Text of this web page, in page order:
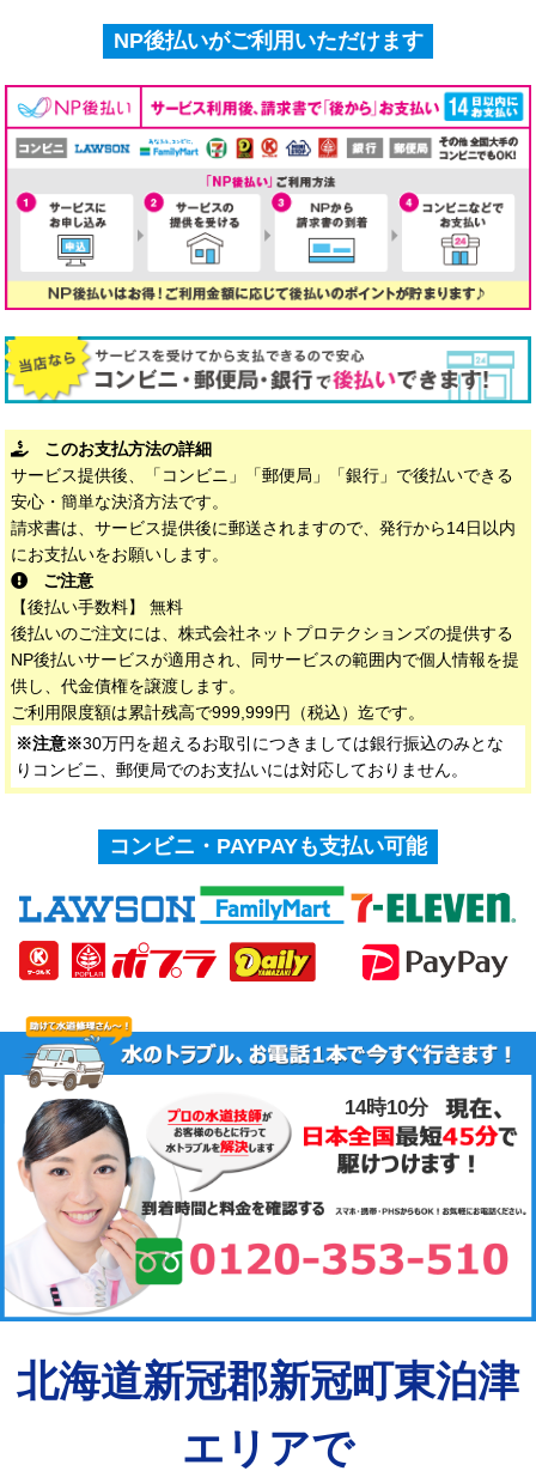
NP後払いがご利用いただけます
このお支払方法の詳細
サービス提供後、「コンビニ」「郵便局」「銀行」で後払いできる
安心・簡単な決済方法です。
請求書は、サービス提供後に郵送されますので、発行から14日以内
にお支払いをお願いします。
ご注意
【後払い手数料】 無料
後払いのご注文には、株式会社ネットプロテクションズの提供する
NP後払いサービスが適用され、同サービスの範囲内で個人情報を提
供し、代金債権を譲渡します。
ご利用限度額は累計残高で999,999円（税込）迄です。
※注意※30万円を超えるお取引につきましては銀行振込のみとな
りコンビニ、郵便局でのお支払いには対応しておりません。
コンビニ・PAYPAYも支払い可能
14時10分
北海道新冠郡新冠町東泊津
エリアで